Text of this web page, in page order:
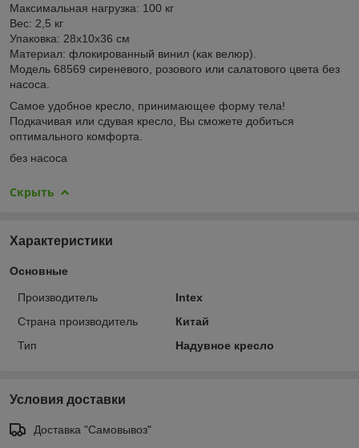
Максимальная нагрузка: 100 кг
Вес: 2,5 кг
Упаковка: 28х10х36 см
Материал: флокированный винил (как велюр).
Модель 68569 сиреневого, розового или салатового цвета без
насоса.
Самое удобное кресло, принимающее форму тела!
Подкачивая или сдувая кресло, Вы сможете добиться
оптимального комфорта.
без насоса
Скрыть
Характеристики
Основные
Производитель
Intex
Страна производитель
Китай
Тип
Надувное кресло
Условия доставки
Доставка "Самовывоз"